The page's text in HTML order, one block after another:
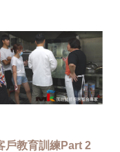
戶教育訓練Part 2